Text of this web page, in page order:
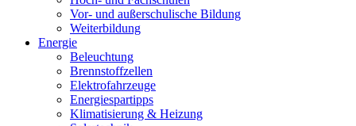
Vor- und außerschulische Bildung
Weiterbildung
Energie
Beleuchtung
Brennstoffzellen
Elektrofahrzeuge
Energiespartipps
Klimatisierung & Heizung